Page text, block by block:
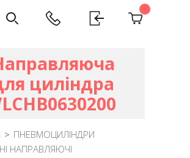
циліндра
> ПНЕВМОЦИЛІНДРИ
НАПРАВЛЯЮЧІ